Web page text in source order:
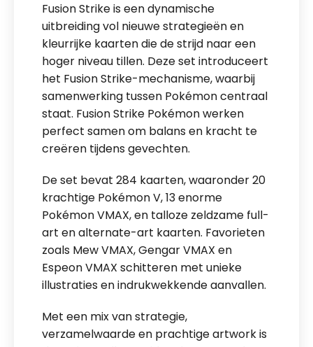
Fusion Strike is een dynamische
uitbreiding vol nieuwe strategieën en
kleurrijke kaarten die de strijd naar een
hoger niveau tillen. Deze set introduceert
het Fusion Strike-mechanisme, waarbij
samenwerking tussen Pokémon centraal
staat. Fusion Strike Pokémon werken
perfect samen om balans en kracht te
creëren tijdens gevechten.
De set bevat 284 kaarten, waaronder 20
krachtige Pokémon V, 13 enorme
Pokémon VMAX, en talloze zeldzame full-
art en alternate-art kaarten. Favorieten
zoals Mew VMAX, Gengar VMAX en
Espeon VMAX schitteren met unieke
illustraties en indrukwekkende aanvallen.
Met een mix van strategie,
verzamelwaarde en prachtige artwork is